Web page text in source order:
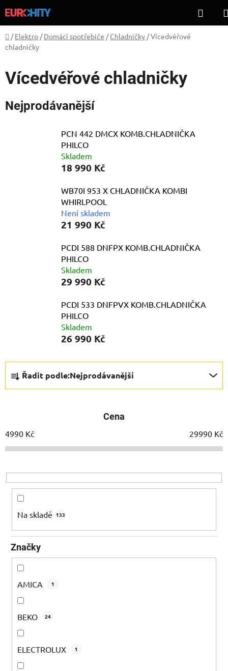
na
obsah
Domů
/ Elektro / Domácí spotřebiče / Chladničky /Vícedvéřové
chladničky
Vícedvéřové chladničky
Nejprodávanější
PCN 442 DMCX KOMB.CHLADNIČKA
PHILCO
Skladem
18 990 Kč
WB70I 953 X CHLADNIČKA KOMBI
WHIRLPOOL
Není skladem
21 990 Kč
PCDI 588 DNFPX KOMB.CHLADNIČKA
PHILCO
Skladem
29 990 Kč
PCDI 533 DNFPVX KOMB.CHLADNIČKA
PHILCO
Skladem
26 990 Kč
í
p
o
d
ů
Řadit podle:Nejprodávanější
Cena
4990 Kč 29990 Kč
Na skladě 133
Značky
AMICA 1
BEKO 24
ELECTROLUX 1